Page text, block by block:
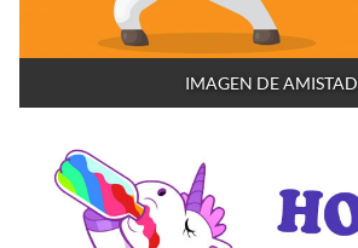
IMAGEN DE AMISTAD